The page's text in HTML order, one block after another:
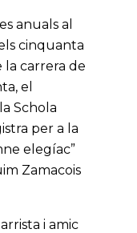
anuals al
cinquanta
la carrera de
el
Schola
per a la
elegíac”
Zamacois
i amic